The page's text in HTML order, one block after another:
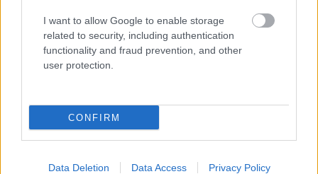
I want to allow Google to enable storage
related to security, including authentication
functionality and fraud prevention, and other
user protection.
CONFIRM
Data Deletion Data Access Privacy Policy